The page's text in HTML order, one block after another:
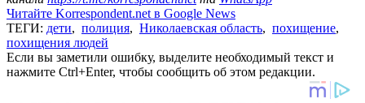
Читайте Korrespondent.net в Google News
ТЕГИ: дети, полиция, Николаевская область, похищение,
похищения людей
Если вы заметили ошибку, выделите необходимый текст и
нажмите Ctrl+Enter, чтобы сообщить об этом редакции.